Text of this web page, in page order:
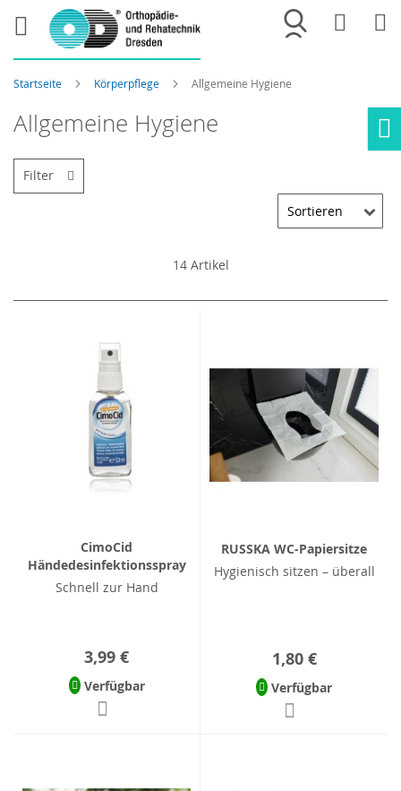
Merkliste
Startseite Körperpflege Allgemeine Hygiene
Allgemeine Hygiene
14Artikel
CimoCid
Händedesinfektionsspray
Schnell zur Hand
3,99 €
Verfügbar
RUSSKA WC-Papiersitze
Hygienisch sitzen – überall
1,80 €
Verfügbar
Filter